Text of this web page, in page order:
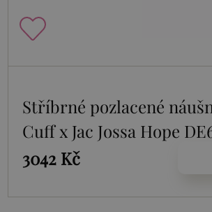
Stříbrné pozlacené
Cuff x Jac Jossa Hope
3042 Kč